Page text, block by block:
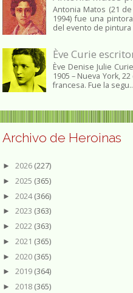
Antonia Matos (21
1994) fue una
del evento de pintura
Ève Curie
Ève Denise Julie
1905 – Nueva York,
francesa. Fue la
Archivo de Heroinas
► 2026 (227)
► 2025 (365)
► 2024(366)
► 2023 (363)
► 2022 (363)
► 2021 (365)
► 2020 (365)
► 2019 (364)
► 2018 (365)